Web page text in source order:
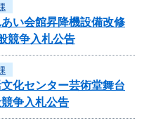
い会館昇降機設備改修
競争入札公告
化センター芸術堂舞台
争入札公告